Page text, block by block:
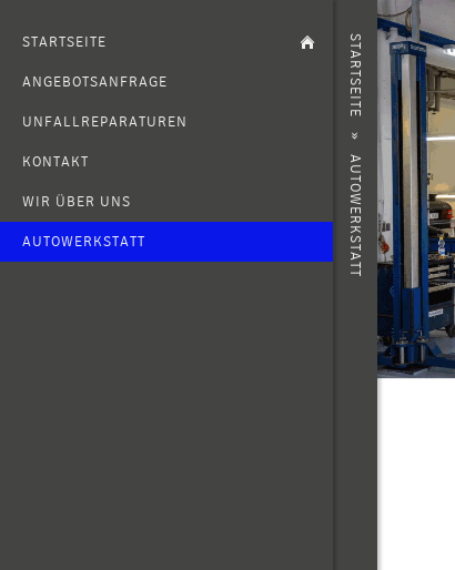
STARTSEITE
ANGEBOTSANFRAGE
UNFALLREPARATUREN
KONTAKT
WIR ÜBER UNS
AUTOWERKSTATT
STARTSEITE
»
AUTOWERKSTATT